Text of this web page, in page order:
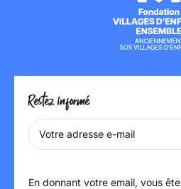
Restez informé
En donnant votre email, vous